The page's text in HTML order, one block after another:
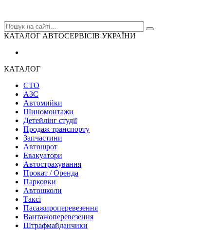
КАТАЛОГ АВТОСЕРВІСІВ УКРАЇНИ
КАТАЛОГ
СТО
АЗС
Автомийки
Шиномонтажи
Детейлінг студії
Продаж транспорту
Запчастини
Автошрот
Евакуатори
Автострахування
Прокат / Оренда
Парковки
Автошколи
Таксі
Пасажироперевезення
Вантажоперевезення
Штрафмайданчики